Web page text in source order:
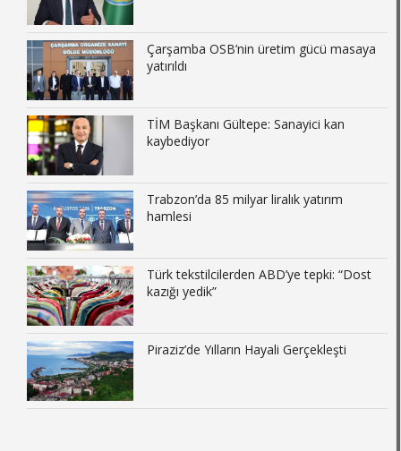
Çarşamba OSB’nin üretim gücü masaya
yatırıldı
TİM Başkanı Gültepe: Sanayici kan
kaybediyor
Trabzon’da 85 milyar liralık yatırım
hamlesi
Türk tekstilcilerden ABD’ye tepki: “Dost
kazığı yedik”
Piraziz’de Yılların Hayali Gerçekleşti